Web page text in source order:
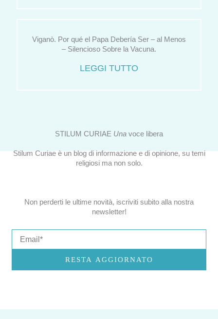
Viganò. Por qué el Papa Debería Ser – al Menos
– Silencioso Sobre la Vacuna.
LEGGI TUTTO
STILUM CURIAE Una voce libera
Stilum Curiae è un blog di informazione e di opinione, su temi
religiosi ma non solo.
Non perderti le ultime novità, iscriviti subito alla nostra
newsletter!
RESTA AGGIORNATO